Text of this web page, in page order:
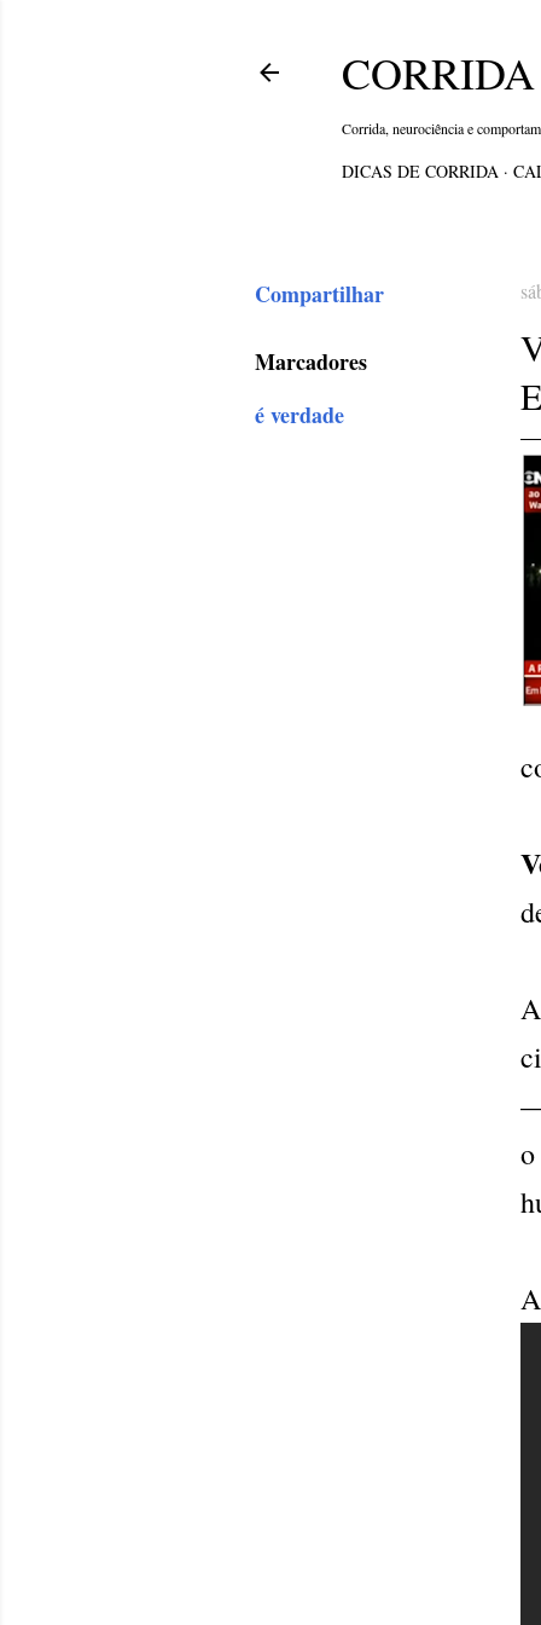
Corrida, neurociência e
DICAS DE CORRIDA
Compartilhar
Marcadores
é verdade